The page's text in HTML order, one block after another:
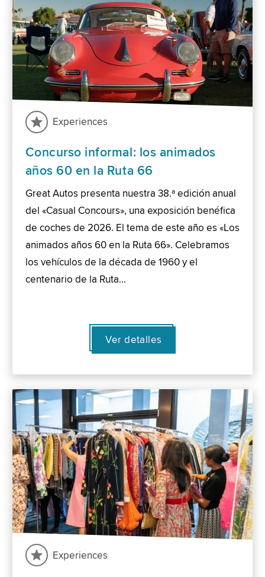
Experiences
Concurso informal: los animados
años 60 en la Ruta 66
Great Autos presenta nuestra 38.ª edición anual
del «Casual Concours», una exposición benéfica
de coches de 2026. El tema de este año es «Los
animados años 60 en la Ruta 66». Celebramos
los vehículos de la década de 1960 y el
centenario de la Ruta…
Ver detalles
Experiences